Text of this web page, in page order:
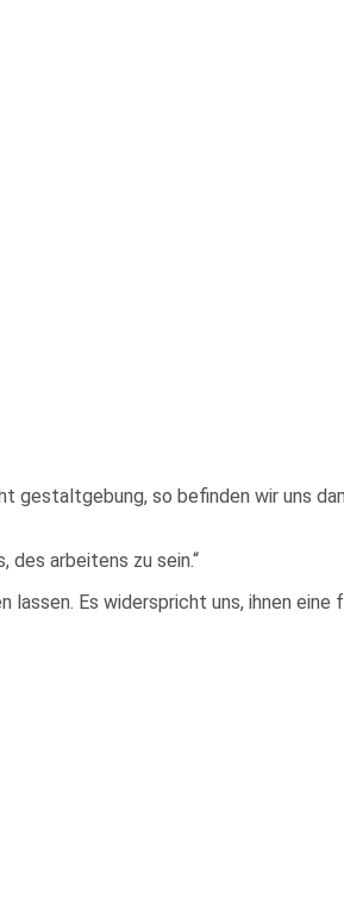
so befinden wir uns
des arbeitens zu sein.“
Es widerspricht uns, ihnen